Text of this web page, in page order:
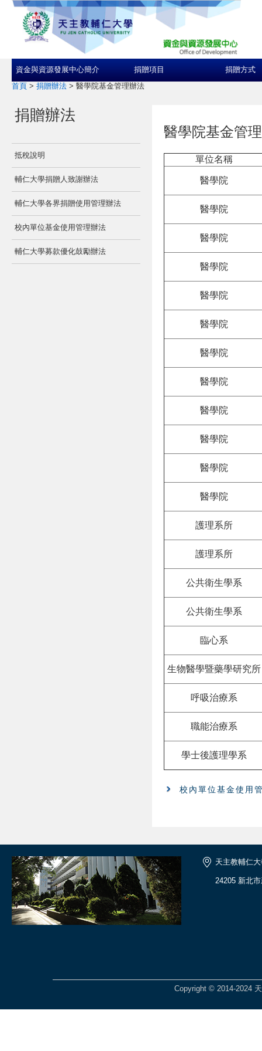
資金與資源發展中心簡介 捐贈項目 捐贈方式
首頁 > 捐贈辦法 > 醫學院基金管理辦法
捐贈辦法
抵稅說明
輔仁大學捐贈人致謝辦法
輔仁大學各界捐贈使用管理辦法
校內單位基金使用管理辦法
輔仁大學募款優化鼓勵辦法
醫學院基金管
單位名稱
醫學院
醫學院
醫學院
醫學院
醫學院
醫學院
醫學院
醫學院
醫學院
醫學院
醫學院
醫學院
護理系所
護理系所
公共衛生學系
公共衛生學系
臨心系
生物醫學暨藥學研究所
呼吸治療系
職能治療系
學士後護理學系
校內單位基金使用
天主教輔仁
24205 新北
Copyright © 2014-2024